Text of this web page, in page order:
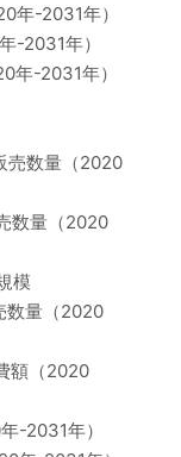
年-2031年）
-2031年）
年-2031年）
売数量（2020
数量（2020
模
数量（2020
額（2020
-2031年）